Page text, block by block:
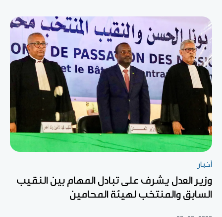
أخبار
وزير العدل يشرف على تبادل المهام بين النقيب
السابق والمنتخب لهيئة المحامين